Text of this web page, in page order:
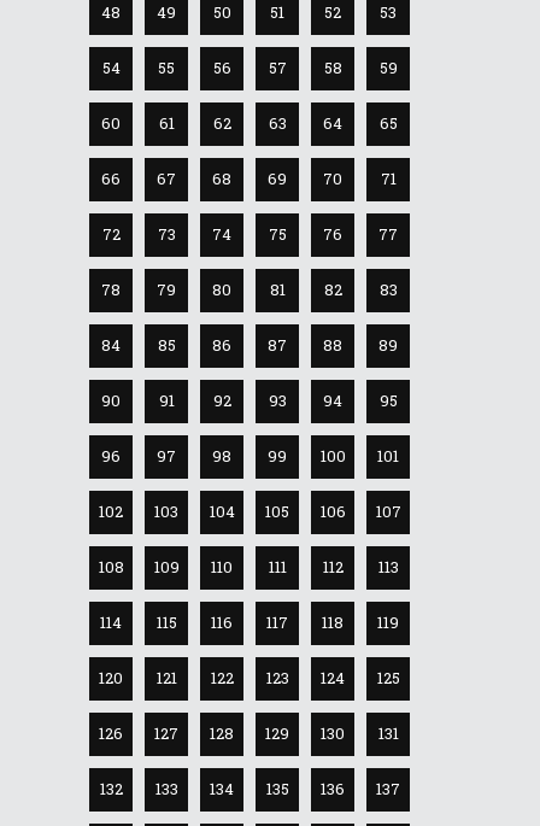
48 49 50 51 52 53
54 55 56 57 58 59
60 61 62 63 64 65
66 67 68 69 70 71
72 73 74 75 76 77
78 79 80 81 82 83
84 85 86 87 88 89
90 91 92 93 94 95
96 97 98 99 100 101
102 103 104 105 106 107
108 109 110 111 112 113
114 115 116 117 118 119
120 121 122 123 124 125
126 127 128 129 130 131
132 133 134 135 136 137